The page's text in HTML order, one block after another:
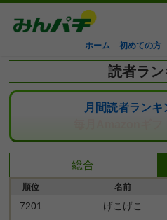
ホーム 初めての方
読者ラ
月間読者ランキ
総合
順位 名前
7201 げこげこ